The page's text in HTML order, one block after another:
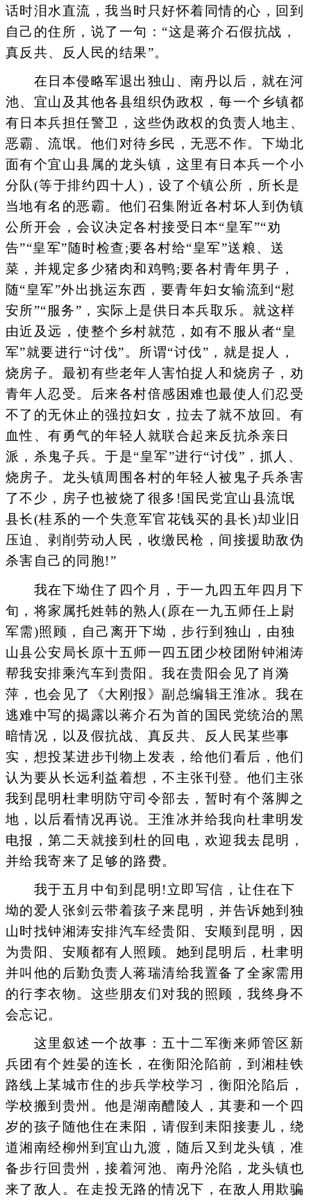
话时泪水直流，我当时只好怀着同情的心，回到
自己的住所，说了一句：“这是蒋介石假抗战，
真反共、反人民的结果”。
在日本侵略军退出独山、南丹以后，就在河
池、宜山及其他各县组织伪政权，每一个乡镇都
有日本兵担任警卫，这些伪政权的负责人地主、
恶霸、流氓。他们对待乡民，无恶不作。下坳北
面有个宜山县属的龙头镇，这里有日本兵一个小
分队(等于排约四十人)，设了个镇公所，所长是
当地有名的恶霸。他们召集附近各村坏人到伪镇
公所开会，会议决定各村接受日本“皇军”“劝
告”“皇军”随时检查;要各村给“皇军”送粮、送
菜，并规定多少猪肉和鸡鸭;要各村青年男子，
随“皇军”外出挑运东西，要青年妇女输流到“慰
安所”“服务”，实际上是供日本兵取乐。就这样
由近及远，使整个乡村就范，如有不服从者“皇
军”就要进行“讨伐”。所谓“讨伐”，就是捉人，
烧房子。最初有些老年人害怕捉人和烧房子，劝
青年人忍受。后来各村倍感困难也最使人们忍受
不了的无休止的强拉妇女，拉去了就不放回。有
血性、有勇气的年轻人就联合起来反抗杀亲日
派，杀鬼子兵。于是“皇军”进行“讨伐”，抓人、
烧房子。龙头镇周围各村的年轻人被鬼子兵杀害
了不少，房子也被烧了很多!国民党宜山县流氓
县长(桂系的一个失意军官花钱买的县长)却业旧
压迫、剥削劳动人民，收缴民枪，间接援助敌伪
杀害自己的同胞!”
我在下坳住了四个月，于一九四五年四月下
旬，将家属托姓韩的熟人(原在一九五师任上尉
军需)照顾，自己离开下坳，步行到独山，由独
山县公安局长原十五师一四五团少校团附钟湘涛
帮我安排乘汽车到贵阳。我在贵阳会见了肖漪
萍，也会见了《大刚报》副总编辑王淮冰。我在
逃难中写的揭露以蒋介石为首的国民党统治的黑
暗情况，以及假抗战、真反共、反人民某些事
实，想投某进步刊物上发表，给他们看后，他们
认为要从长远利益着想，不主张刊登。他们主张
我到昆明杜聿明防守司令部去，暂时有个落脚之
地，以后看情况再说。王淮冰并给我向杜聿明发
电报，第二天就接到杜的回电，欢迎我去昆明，
并给我寄来了足够的路费。
我于五月中旬到昆明!立即写信，让住在下
坳的爱人张剑云带着孩子来昆明，并告诉她到独
山时找钟湘涛安排汽车经贵阳、安顺到昆明，因
为贵阳、安顺都有人照顾。她到昆明后，杜聿明
并叫他的后勤负责人蒋瑞清给我置备了全家需用
的行李衣物。这些朋友们对我的照顾，我终身不
会忘记。
这里叙述一个故事：五十二军衡来师管区新
兵团有个姓晏的连长，在衡阳沦陷前，到湘桂铁
路线上某城市住的步兵学校学习，衡阳沦陷后，
学校搬到贵州。他是湖南醴陵人，其妻和一个四
岁的孩子随他住在耒阳，请假到耒阳接妻儿，绕
道湘南经柳州到宜山九渡，随后又到龙头镇，准
备步行回贵州，接着河池、南丹沦陷，龙头镇也
来了敌人。在走投无路的情况下，在敌人用欺骗